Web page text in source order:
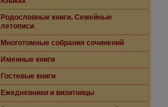
Родословные книги. Семейные
летописи
Многотомные собрания сочинений
Именные книги
Гостевые книги
Ежедневники и визитницы